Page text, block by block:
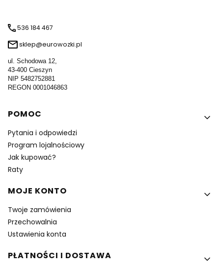
536 184 467
sklep@eurowozki.pl
ul. Schodowa 12,
43-400 Cieszyn
NIP 5482752881
REGON 0001046863
Linki w stopce
POMOC
Pytania i odpowiedzi
Program lojalnościowy
Jak kupować?
Raty
MOJE KONTO
Twoje zamówienia
Przechowalnia
Ustawienia konta
PŁATNOŚCI I DOSTAWA